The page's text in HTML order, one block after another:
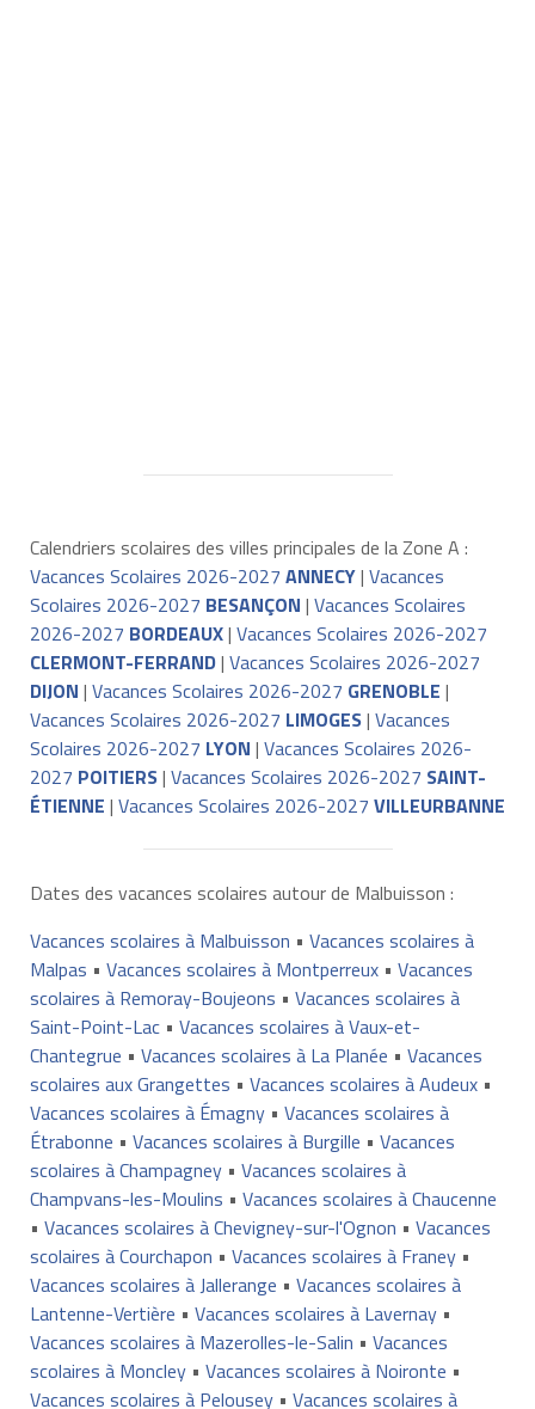
Calendriers scolaires des villes principales de la Zone A :
Vacances Scolaires 2026-2027 ANNECY| Vacances
Scolaires 2026-2027 BESANÇON | Vacances Scolaires
2026-2027 BORDEAUX| Vacances Scolaires 2026-2027
CLERMONT-FERRAND| Vacances Scolaires 2026-2027
DIJON | Vacances Scolaires 2026-2027 GRENOBLE |
Vacances Scolaires 2026-2027 LIMOGES| Vacances
Scolaires 2026-2027 LYON | Vacances Scolaires 2026-
2027 POITIERS| Vacances Scolaires 2026-2027 SAINT-
ÉTIENNE | Vacances Scolaires 2026-2027 VILLEURBANNE
Dates des vacances scolaires autour de Malbuisson :
Vacances scolaires à Malbuisson • Vacances scolaires à
Malpas • Vacances scolaires à Montperreux• Vacances
scolaires à Remoray-Boujeons • Vacances scolaires à
Saint-Point-Lac• Vacances scolaires à Vaux-et-
Chantegrue • Vacances scolaires à La Planée • Vacances
scolaires aux Grangettes • Vacances scolaires à Audeux•
Vacances scolaires à Émagny• Vacances scolaires à
Étrabonne • Vacances scolaires à Burgille • Vacances
scolaires à Champagney• Vacances scolaires à
Champvans-les-Moulins • Vacances scolaires à Chaucenne
• Vacances scolaires à Chevigney-sur-l'Ognon • Vacances
scolaires à Courchapon • Vacances scolaires à Franey•
Vacances scolaires à Jallerange • Vacances scolaires à
Lantenne-Vertière • Vacances scolaires à Lavernay•
Vacances scolaires à Mazerolles-le-Salin • Vacances
scolaires à Moncley• Vacances scolaires à Noironte •
Vacances scolaires à Pelousey• Vacances scolaires à